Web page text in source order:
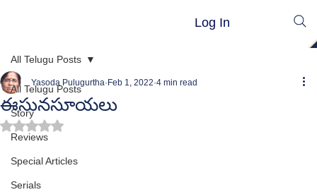
Log In
All Telugu Posts
Story
Reviews
Special Articles
Serials
All Telugu Posts
ఈసునసూయలు
Yasoda Pulugurtha Feb 1, 2022 4 min read
Rated NaN out of 5 stars.